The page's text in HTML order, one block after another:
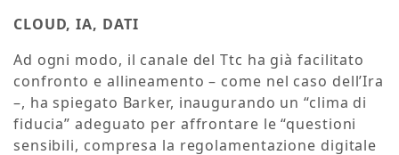
CLOUD, IA, DATI
Ad ogni modo, il canale del Ttc ha già facilitato
confronto e allineamento – come nel caso dell’Ira
–, ha spiegato Barker, inaugurando un “clima di
fiducia” adeguato per affrontare le “questioni
sensibili, compresa la regolamentazione digitale